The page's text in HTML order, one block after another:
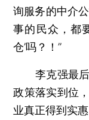
询服务的中介
事的民众，都
仓’吗？！”
李克强最后
政策落实到位
业真正得到实惠